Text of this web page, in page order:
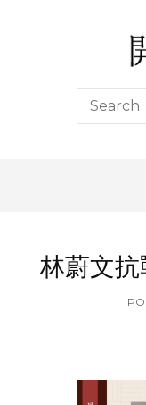
開源書局
開源書局出版有限公司
Search
for:
林蔚文抗